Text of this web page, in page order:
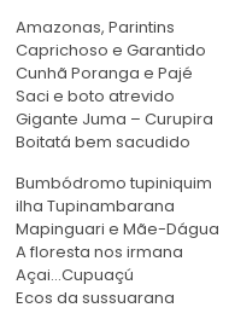
Amazonas, Parintins
Caprichoso e Garantido
Cunhã Poranga e Pajé
Saci e boto atrevido
Gigante Juma – Curupira
Boitatá bem sacudido
Bumbódromo tupiniquim
ilha Tupinambarana
Mapinguari e Mãe-Dágua
A floresta nos irmana
Açai…Cupuaçú
Ecos da sussuarana